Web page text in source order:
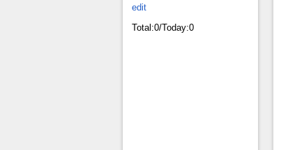
edit
Total:0/Today:0